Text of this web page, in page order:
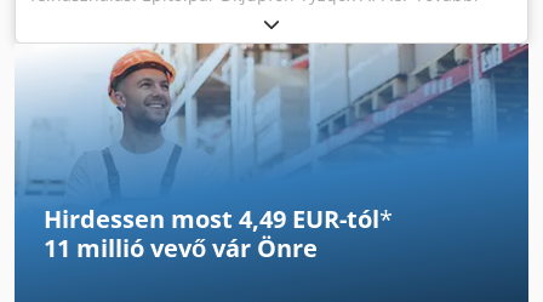
információért forduljon Mohamad Fattah Ahmadhoz.
Felépítmény Sennebogen BS 60 RS CAT C 18 570 kW Twin
turbó Központi kenés opcionálisan MR 100 vagy 125 V-os
vibrátorral B Tonic vibráló / VDW fúráshoz / SCM és SMW
keveréshez Nagyon jó állapotban
Hirdessen most 4,49 EUR-tól*
11 millió vevővár Önre